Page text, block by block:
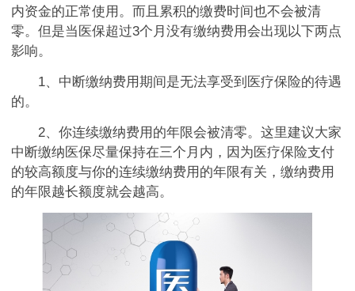
内资金的正常使用。而且累积的缴费时间也不会被清
零。但是当医保超过3个月没有缴纳费用会出现以下两点
影响。
1、中断缴纳费用期间是无法享受到医疗保险的待遇
的。
2、你连续缴纳费用的年限会被清零。这里建议大家
中断缴纳医保尽量保持在三个月内，因为医疗保险支付
的较高额度与你的连续缴纳费用的年限有关，缴纳费用
的年限越长额度就会越高。